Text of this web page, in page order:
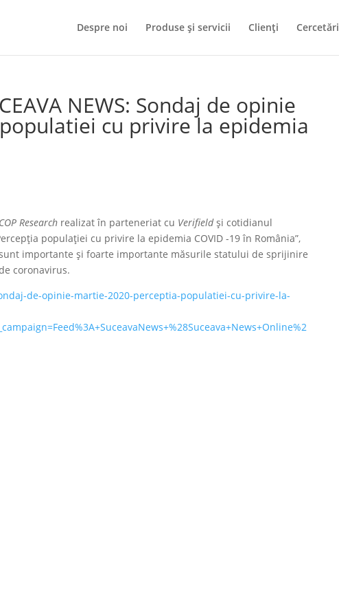
Despre noi Produse și servicii Clienți Cercetări
NEWS: Sondaj de opinie
cu privire la epidemia
Research realizat în parteneriat cu Verifieldși cotidianul
populației cu privire la epidemia COVID -19 în România”,
importante și foarte importante măsurile statului de sprijinire
coronavirus.
de-opinie-martie-2020-perceptia-populatiei-cu-privire-la-